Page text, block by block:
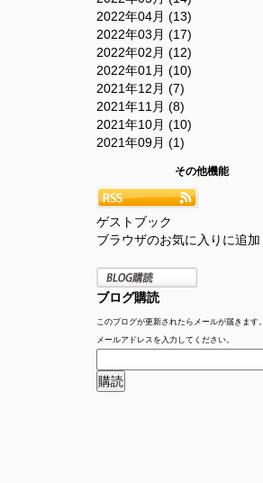
2022年04月 (13)
2022年03月 (17)
2022年02月 (12)
2022年01月 (10)
2021年12月 (7)
2021年11月 (8)
2021年10月 (10)
2021年09月 (1)
その他機能
ゲストブック
ブラウザのお気に入りに追加
ブログ購読
このブログが更新されたらメールが届きます。
メールアドレスを入力してください。